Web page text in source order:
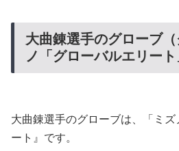
大曲錬選手のグローブ
ノ「グローバルエリート
大曲錬選手のグローブは、「ミズ
ート』です。